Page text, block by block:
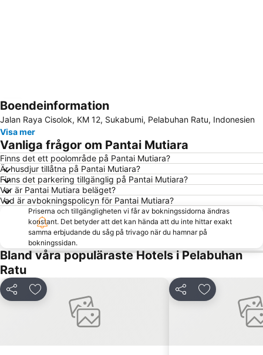
Förstora kartan
Boendeinformation
Jalan Raya Cisolok, KM 12, Sukabumi, Pelabuhan Ratu, Indonesien
Visa mer
Vanliga frågor om Pantai Mutiara
Finns det ett poolområde på Pantai Mutiara?
Är husdjur tillåtna på Pantai Mutiara?
Finns det parkering tillgänglig på Pantai Mutiara?
Var är Pantai Mutiara beläget?
Vad är avbokningspolicyn för Pantai Mutiara?
Priserna och tillgängligheten vi får av bokningssidorna ändras
konstant. Det betyder att det kan hända att du inte hittar exakt
samma erbjudande du såg på trivago när du hamnar på
bokningssidan.
Bland våra populäraste Hotels i Pelabuhan
Ratu
Dela Lägg till i Mina Favoriter Dela Lägg till i